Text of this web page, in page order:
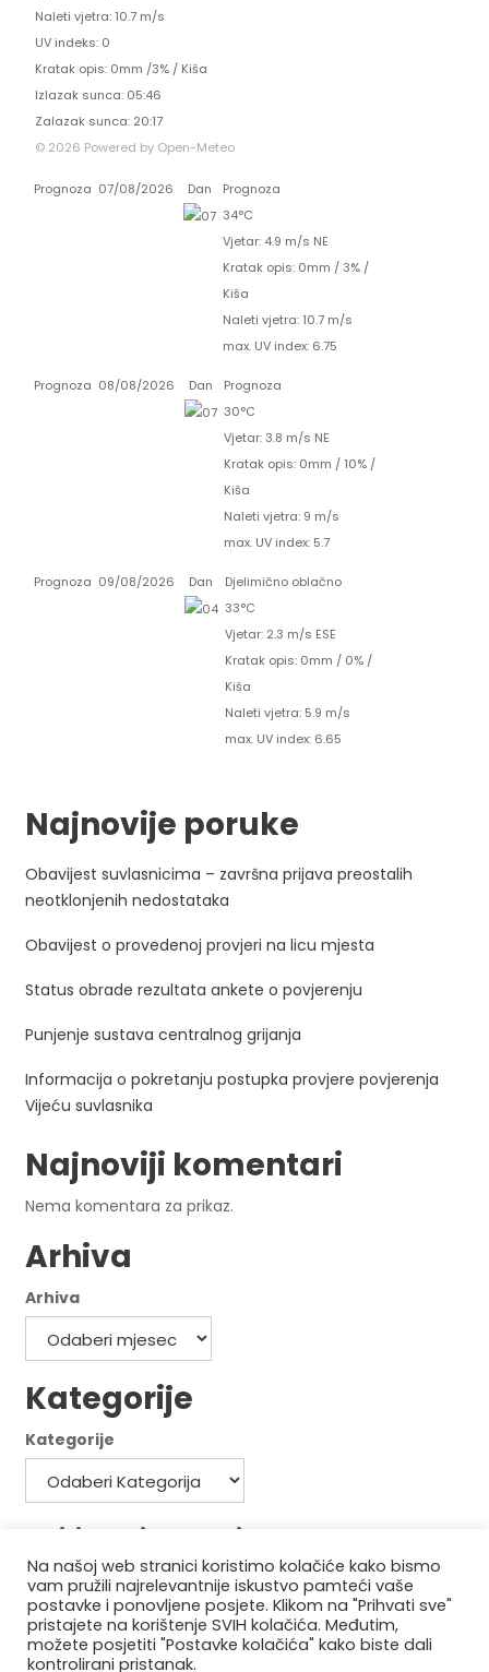
Naleti vjetra: 10.7 m/s
UV indeks: 0
Kratak opis: 0mm /3%/ Kiša
Izlazak sunca: 05:46
Zalazak sunca: 20:17
© 2026 Powered by Open-Meteo
Prognoza 07/08/2026 Dan
Prognoza
34°C
Vjetar: 4.9 m/s NE
Kratak opis: 0mm /3%/
Kiša
Naleti vjetra: 10.7 m/s
max. UV index: 6.75
Prognoza 08/08/2026 Dan
Prognoza
30°C
Vjetar: 3.8 m/s NE
Kratak opis: 0mm / 10%/
Kiša
Naleti vjetra: 9 m/s
max. UV index: 5.7
Prognoza 09/08/2026 Dan
Djelimično oblačno
33°C
Vjetar: 2.3 m/s ESE
Kratak opis: 0mm / 0%/
Kiša
Naleti vjetra: 5.9 m/s
max. UV index: 6.65
Najnovije poruke
Obavijest suvlasnicima – završna prijava preostalih
neotklonjenih nedostataka
Obavijest o provedenoj provjeri na licu mjesta
Status obrade rezultata ankete o povjerenju
Punjenje sustava centralnog grijanja
Informacija o pokretanju postupka provjere povjerenja
Vijeću suvlasnika
Najnoviji komentari
Nema komentara za prikaz.
Arhiva
Arhiva
Kategorije
Kategorije
Politika privatnosti
Politika kolačića
Na našoj web stranici koristimo kolačiće kako bismo
vam pružili najrelevantnije iskustvo pamteći vaše
postavke i ponovljene posjete. Klikom na "Prihvati sve"
pristajete na korištenje SVIH kolačića. Međutim,
možete posjetiti "Postavke kolačića" kako biste dali
kontrolirani pristanak.